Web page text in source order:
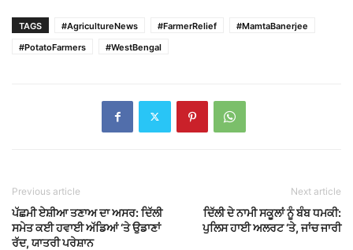
TAGS #AgricultureNews #FarmerRelief
#MamtaBanerjee
#PotatoFarmers
#WestBengal
Previous article
ਪੱਛਮੀ ਏਸ਼ੀਆ ਤਣਾਅ ਦਾ ਅਸਰ: ਦਿੱਲੀ
ਸਮੇਤ ਕਈ ਹਵਾਈ ਅੱਡਿਆਂ ‘ਤੇ ਉਡਾਣਾਂ
ਰੱਦ, ਯਾਤਰੀ ਪਰੇਸ਼ਾਨ
Next article
ਦਿੱਲੀ ਦੇ ਨਾਮੀ ਸਕੂਲਾਂ ਨੂੰ ਬੰਬ ਧਮਕੀ:
ਪੁਲਿਸ ਹਾਈ ਅਲਰਟ ‘ਤੇ, ਜਾਂਚ ਜਾਰੀ